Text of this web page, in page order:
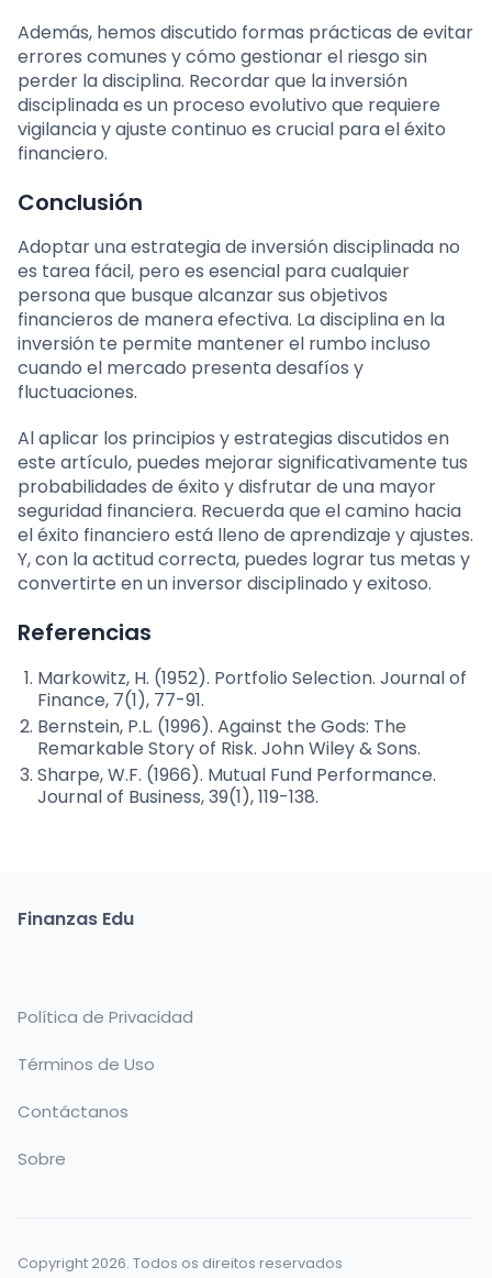
Además, hemos discutido formas prácticas de evitar
errores comunes y cómo gestionar el riesgo sin
perder la disciplina. Recordar que la inversión
disciplinada es un proceso evolutivo que requiere
vigilancia y ajuste continuo es crucial para el éxito
financiero.
Conclusión
Adoptar una estrategia de inversión disciplinada no
es tarea fácil, pero es esencial para cualquier
persona que busque alcanzar sus objetivos
financieros de manera efectiva. La disciplina en la
inversión te permite mantener el rumbo incluso
cuando el mercado presenta desafíos y
fluctuaciones.
Al aplicar los principios y estrategias discutidos en
este artículo, puedes mejorar significativamente tus
probabilidades de éxito y disfrutar de una mayor
seguridad financiera. Recuerda que el camino hacia
el éxito financiero está lleno de aprendizaje y ajustes.
Y, con la actitud correcta, puedes lograr tus metas y
convertirte en un inversor disciplinado y exitoso.
Referencias
Markowitz, H. (1952). Portfolio Selection. Journal of
Finance, 7(1), 77-91.
Bernstein, P.L. (1996). Against the Gods: The
Remarkable Story of Risk. John Wiley & Sons.
Sharpe, W.F. (1966). Mutual Fund Performance.
Journal of Business, 39(1), 119-138.
Finanzas Edu
Política de Privacidad
Términos de Uso
Contáctanos
Sobre
Copyright 2026. Todos os direitos reservados